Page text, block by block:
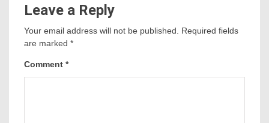
Leave a Reply
Your email address will not be published. Required fields
are marked *
Comment *